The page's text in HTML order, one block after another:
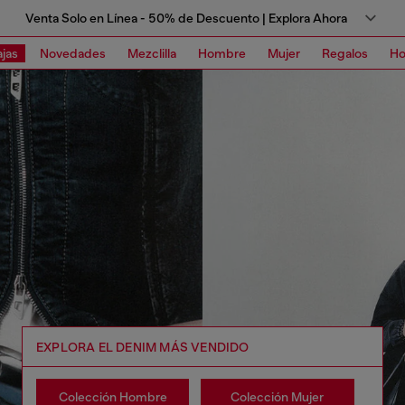
Venta Solo en Línea - 50% de Descuento | Explora Ahora
Novedades Mezclilla Hombre Mujer Regalos
EXPLORA EL DENIM MÁS VENDIDO
Colección Hombre Colección Mujer